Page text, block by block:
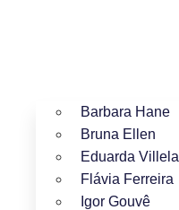
Barbara Hane
Bruna Ellen
Eduarda Villela
Flávia Ferreira
Igor Gouvê